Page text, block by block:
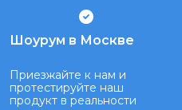
Шоурум в Москве
Приезжайте к нам и
протестируйте наш
продукт в реальности